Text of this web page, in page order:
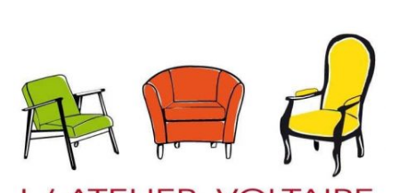
contenu
principal